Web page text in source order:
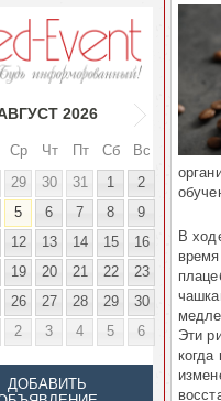
2026
Ср Чт Пт Сб
Вс
29 30 31 1
2
5 6 7 8
9
12 13 14 15
16
19 20 21 22
23
26 27 28 29
30
2 3 4 5 6
ДОБАВИТЬ
В
Эти
когда